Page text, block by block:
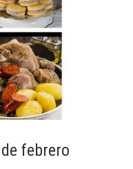
febrero